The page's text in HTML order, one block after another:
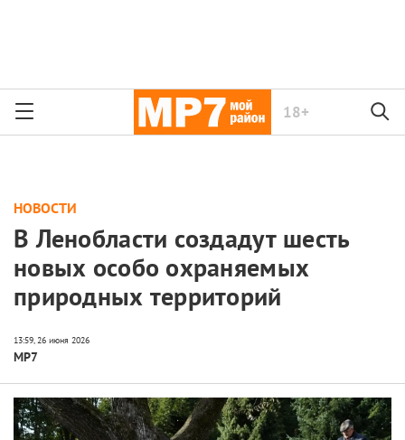
18+
НОВОСТИ
В Ленобласти создадут шесть
новых особо охраняемых
природных территорий
МР7